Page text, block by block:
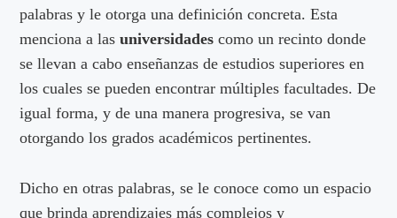
palabras y le otorga una definición concreta. Esta
menciona a lasuniversidadescomo un recinto donde
se llevan a cabo enseñanzas de estudios superiores en
los cuales se pueden encontrar múltiples facultades. De
igual forma, y de una manera progresiva, se van
otorgando los grados académicos pertinentes.
Dicho en otras palabras, se le conoce como un espacio
que brinda aprendizajes más complejos y